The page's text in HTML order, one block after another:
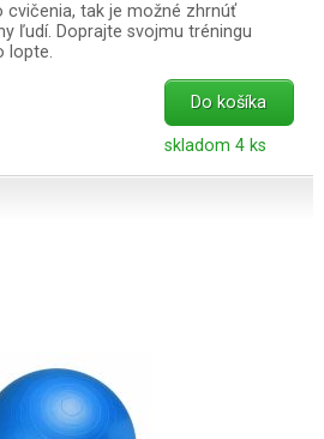
cvičenia, tak je možné zhrnúť
ľudí. Doprajte svojmu tréningu
lopte.
Do košíka
skladom 4 ks